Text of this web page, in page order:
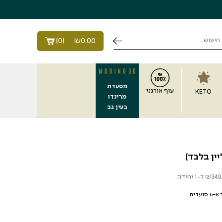
₪0.00
(
0
)
KETO עוף אורגני
מסעדת
מרינדו
בעין גב
בלבד)
₪ ל-1 יחידה